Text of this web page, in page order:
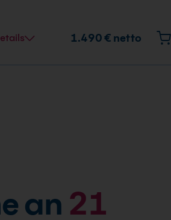
1.490 € netto
an 21